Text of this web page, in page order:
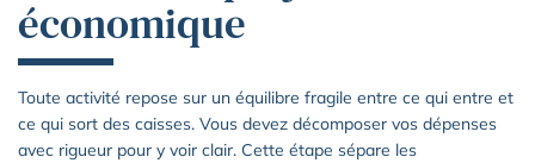
économique
Toute activité repose sur un équilibre fragile entre ce qui entre et
ce qui sort des caisses. Vous devez décomposer vos dépenses
avec rigueur pour y voir clair. Cette étape sépare les